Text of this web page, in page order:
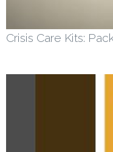
Crisis Care Kits: